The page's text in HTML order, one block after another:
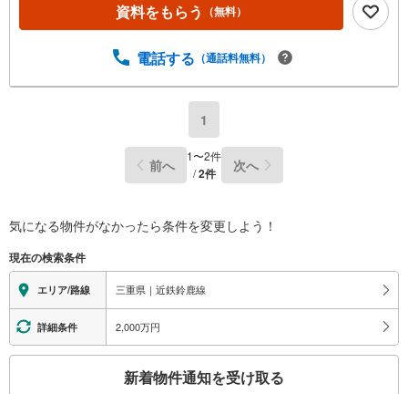
資料をもらう （無料）
電話する （通話料無料）
1
前へ 1〜2件
/2件 次へ
気になる物件がなかったら条件を変更しよう！
現在の検索条件
エリア/路線 三重県｜近鉄鈴鹿線
詳細条件 2,000万円
新着物件通知を受け取る